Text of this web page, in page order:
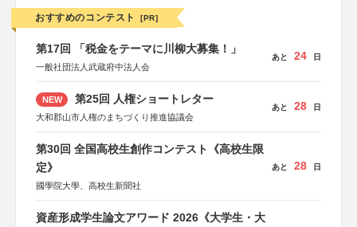
おすすめのコンテスト [PR]
第17回 「税金をテーマに川柳大募集！」
一般社団法人武蔵府中法人会
あと 24 日
NEW 第25回 人権ショートレター
大和郡山市人権のまちづくり推進協議会
あと 28 日
第30回 全国高校生創作コンテスト《高校生限
定》
國學院大學、高校生新聞社
あと 28 日
資産形成学生論文アワード 2026《大学生・大